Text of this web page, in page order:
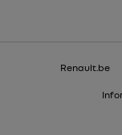
Renault.be